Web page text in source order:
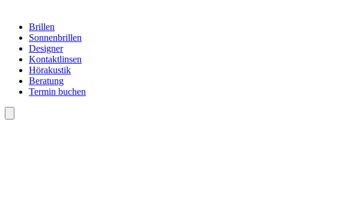
Brillen
Sonnenbrillen
Designer
Kontaktlinsen
Hörakustik
Beratung
Termin buchen